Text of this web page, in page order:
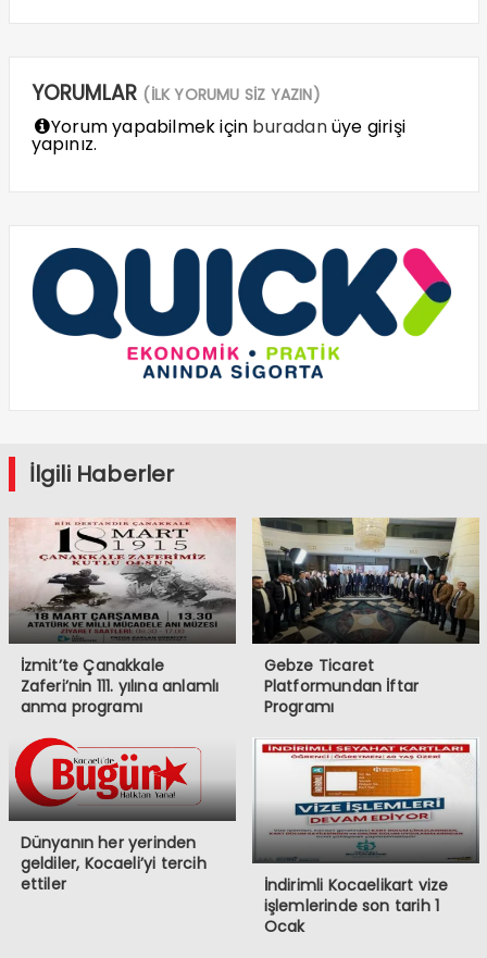
YORUMLAR (İLK YORUMU SİZ YAZIN)
Yorum yapabilmek için buradanüye girişi
yapınız.
İlgili Haberler
İzmit’te Çanakkale
Zaferi’nin 111. yılına anlamlı
anma programı
Gebze Ticaret
Platformundan İftar
Programı
Dünyanın her yerinden
geldiler, Kocaeli’yi tercih
ettiler
İndirimli Kocaelikart vize
işlemlerinde son tarih 1
Ocak